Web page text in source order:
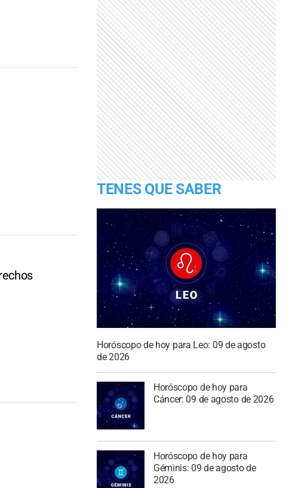
TENES QUE SABER
Horóscopo de hoy para Leo: 09 de agosto
de 2026
Horóscopo de hoy para
Cáncer: 09 de agosto de 2026
Horóscopo de hoy para
Géminis: 09 de agosto de
2026